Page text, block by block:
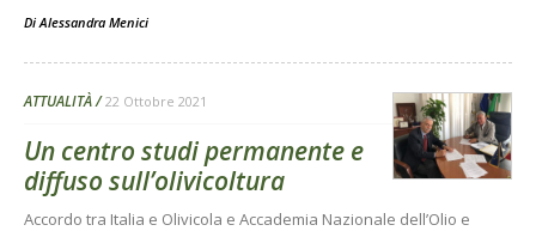
DiAlessandra Menici
ATTUALITÀ 22 Ottobre 2021
Un centro studi permanente e
diffuso sull’olivicoltura
Accordo tra Italia e Olivicola e Accademia Nazionale dell’Olio e